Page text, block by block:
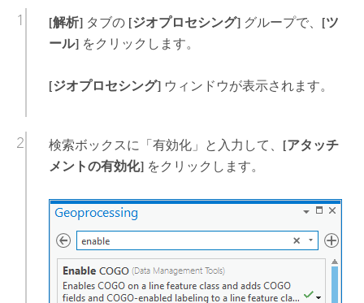
[解析]タブの [ジオプロセシング]グループで、 [ツ
ール]をクリックします。
[ジオプロセシング]ウィンドウが表示されます。
検索ボックスに「 有効化」と入力して、 [アタッチ
メントの有効化]をクリックします。